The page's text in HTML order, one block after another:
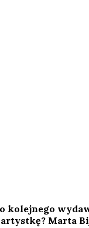
kolejnego
Marta